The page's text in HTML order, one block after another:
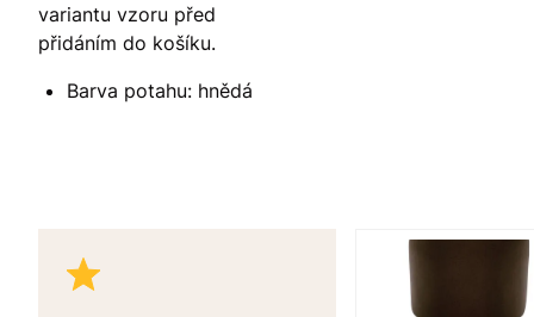
variantu vzoru před
přidáním do košíku.
Barva potahu: hnědá